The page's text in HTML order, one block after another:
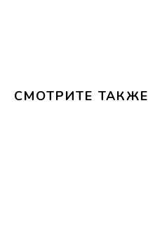
СМОТРИТЕ ТАКЖЕ